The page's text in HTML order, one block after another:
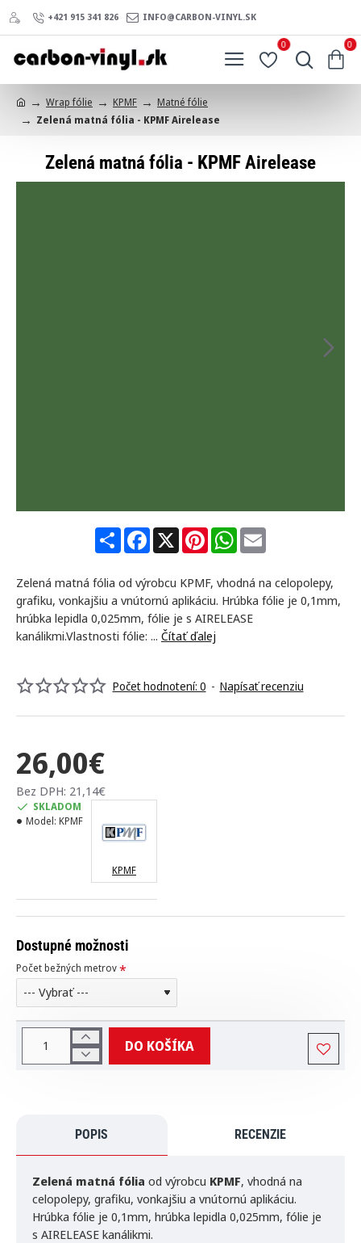
+421 915 341 826 INFO@CARBON-VINYL.SK
0 0
Wrap fólie KPMF
Matné fólie
Zelená matná fólia - KPMF Airelease
Zelená matná fólia - KPMF Airelease
S
h
e
F
a
b
o
o
k
X
P
i
e
r
e
s
t
W
h
s
A
p
p
E
m
l
Zelená​ matná fólia od výrobcu KPMF, vhodná na celopolepy,
grafiku, vonkajšiu a vnútornú aplikáciu. Hrúbka fólie je 0,1mm,
hrúbka lepidla 0,025mm, fólie je s AIRELEASE
kanálikmi.Vlastnosti fólie: ... Čítať ďalej
Počet hodnotení: 0 - Napísať recenziu
26,00€
Bez DPH: 21,14€
SKLADOM
Model: KPMF
KPMF
Dostupné možnosti
Počet bežných metrov
DO KOŠÍKA
POPIS RECENZIE
Zelená​ matná fólia od výrobcu KPMF, vhodná na
celopolepy, grafiku, vonkajšiu a vnútornú aplikáciu.
Hrúbka fólie je 0,1mm, hrúbka lepidla 0,025mm, fólie je
s AIRELEASE kanálikmi.